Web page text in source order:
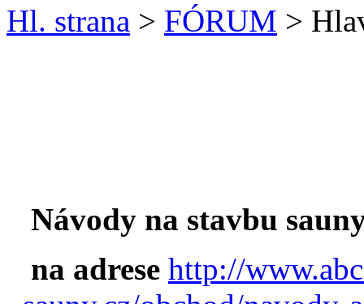
Hl. strana > FÓRUM >
Návody na stavbu
na adrese http://